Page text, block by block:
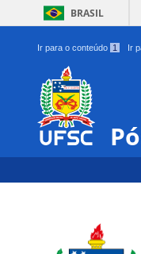
BRASIL
Ir para o conteúdo 1 Ir